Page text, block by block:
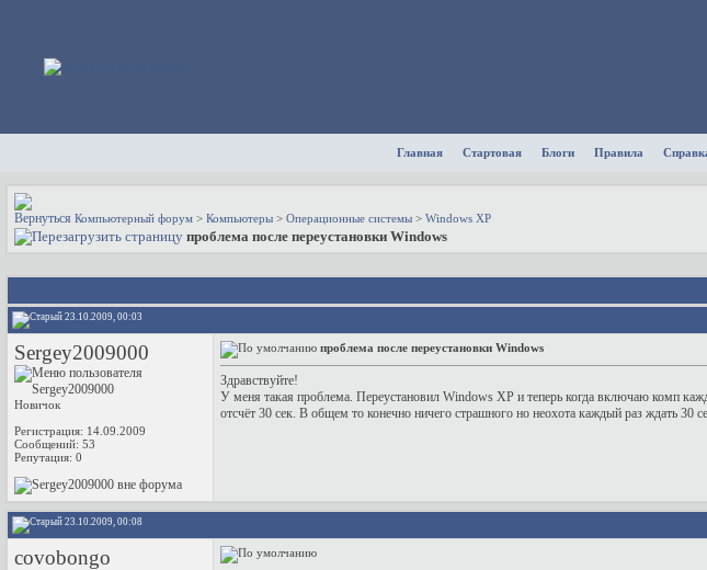
Главная Стартовая Блоги Правила
Компьютерный форум > Компьютеры > Операционные системы > Windows XP
проблема после переустановки Windows
23.10.2009, 00:03
Sergey2009000
Новичок
Регистрация: 14.09.2009
Сообщений: 53
Репутация: 0
проблема после переустановки Windows
Здравствуйте!
У меня такая проблема. Переустановил Windows XP и теперь когда включаю комп
отсчёт 30 сек. В общем то конечно ничего страшного но неохота каждый раз ждать 30
23.10.2009, 00:08
covobongo